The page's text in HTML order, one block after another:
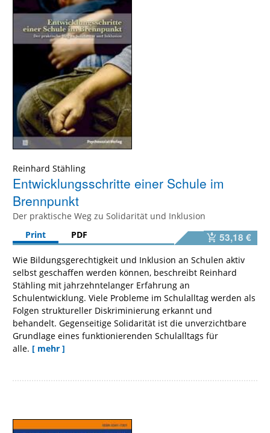
Reinhard Stähling
Entwicklungsschritte einer Schule im
Brennpunkt
Der praktische Weg zu Solidarität und Inklusion
Print
PDF 53,18 €
Wie Bildungsgerechtigkeit und Inklusion an Schulen aktiv
selbst geschaffen werden können, beschreibt Reinhard
Stähling mit jahrzehntelanger Erfahrung an
Schulentwicklung. Viele Probleme im Schulalltag werden als
Folgen struktureller Diskriminierung erkannt und
behandelt. Gegenseitige Solidarität ist die unverzichtbare
Grundlage eines funktionierenden Schulalltags für
alle. [ mehr ]